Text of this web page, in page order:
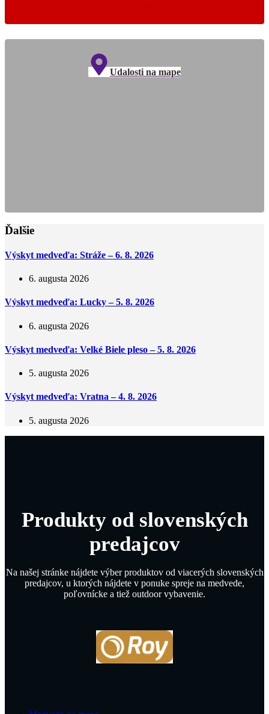
Udalosti na mape
Ďalšie
Výskyt medveďa: Stráže – 6. 8. 2026
6. augusta 2026
Výskyt medveďa: Lucky – 5. 8. 2026
6. augusta 2026
Výskyt medveďa: Velké Biele pleso – 5. 8. 2026
5. augusta 2026
Výskyt medveďa: Vratna – 4. 8. 2026
5. augusta 2026
Produkty od slovenských
predajcov
Na našej stránke nájdete výber produktov od viacerých slovenských
predajcov, u ktorých nájdete v ponuke spreje na medvede,
poľovnícke a tiež outdoor vybavenie.